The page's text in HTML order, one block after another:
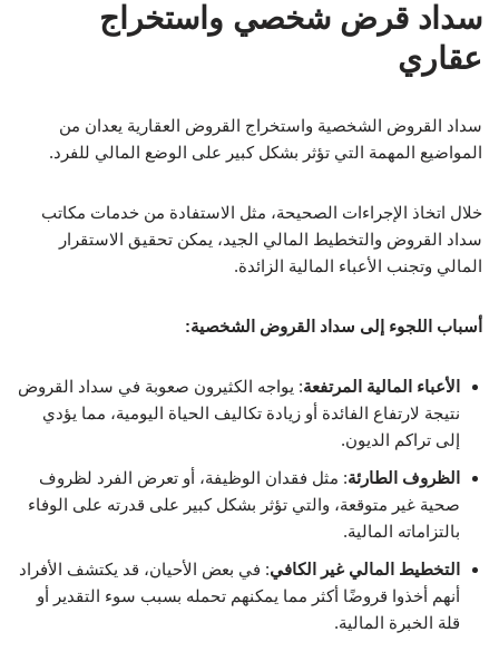
سداد قرض شخصي واستخراج
عقاري
سداد القروض الشخصية واستخراج القروض العقارية يعدان من
المواضيع المهمة التي تؤثر بشكل كبير على الوضع المالي للفرد.
خلال اتخاذ الإجراءات الصحيحة، مثل الاستفادة من خدمات مكاتب
سداد القروض والتخطيط المالي الجيد، يمكن تحقيق الاستقرار
المالي وتجنب الأعباء المالية الزائدة.
أسباب اللجوء إلى سداد القروض الشخصية:
الأعباء المالية المرتفعة: يواجه الكثيرون صعوبة في سداد القروض
نتيجة لارتفاع الفائدة أو زيادة تكاليف الحياة اليومية، مما يؤدي
إلى تراكم الديون.
الظروف الطارئة: مثل فقدان الوظيفة، أو تعرض الفرد لظروف
صحية غير متوقعة، والتي تؤثر بشكل كبير على قدرته على الوفاء
بالتزاماته المالية.
التخطيط المالي غير الكافي: في بعض الأحيان، قد يكتشف الأفراد
أنهم أخذوا قروضًا أكثر مما يمكنهم تحمله بسبب سوء التقدير أو
قلة الخبرة المالية.